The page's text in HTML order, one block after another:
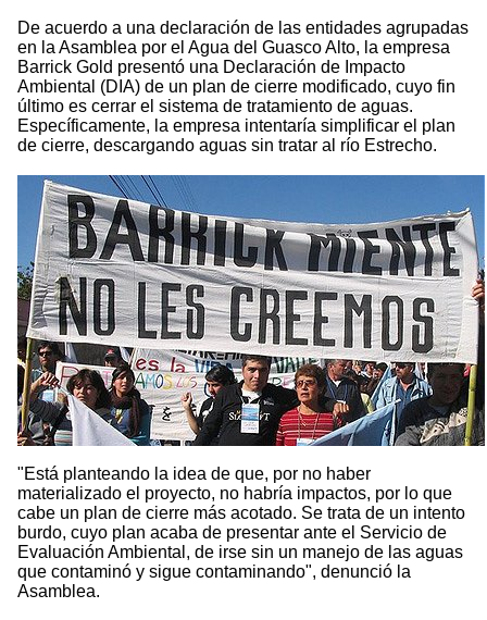
De acuerdo a una declaración de las entidades agrupadas
en la Asamblea por el Agua del Guasco Alto, la empresa
Barrick Gold presentó una Declaración de Impacto
Ambiental (DIA) de un plan de cierre modificado, cuyo fin
último es cerrar el sistema de tratamiento de aguas.
Específicamente, la empresa intentaría simplificar el plan
de cierre, descargando aguas sin tratar al río Estrecho.
"Está planteando la idea de que, por no haber
materializado el proyecto, no habría impactos, por lo que
cabe un plan de cierre más acotado. Se trata de un intento
burdo, cuyo plan acaba de presentar ante el Servicio de
Evaluación Ambiental, de irse sin un manejo de las aguas
que contaminó y sigue contaminando", denunció la
Asamblea.